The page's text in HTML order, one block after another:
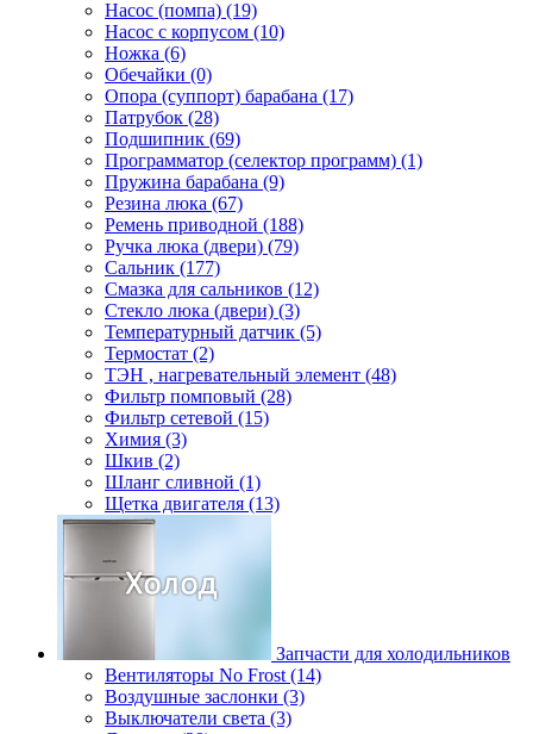
Насос (помпа) (19)
Насос c корпусом (10)
Ножка (6)
Обечайки (0)
Опора (суппорт) барабана (17)
Патрубок (28)
Подшипник (69)
Программатор (селектор программ) (1)
Пружина барабана (9)
Резина люка (67)
Ремень приводной (188)
Ручка люка (двери) (79)
Сальник (177)
Смазка для сальников (12)
Стекло люка (двери) (3)
Температурный датчик (5)
Термостат (2)
ТЭН , нагревательный элемент (48)
Фильтр помповый (28)
Фильтр сетевой (15)
Химия (3)
Шкив (2)
Шланг сливной (1)
Щетка двигателя (13)
Запчасти для холодильников
Вентиляторы No Frost (14)
Воздушные заслонки (3)
Выключатели света (3)